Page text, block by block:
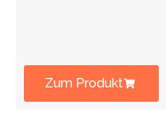
Zum Produkt